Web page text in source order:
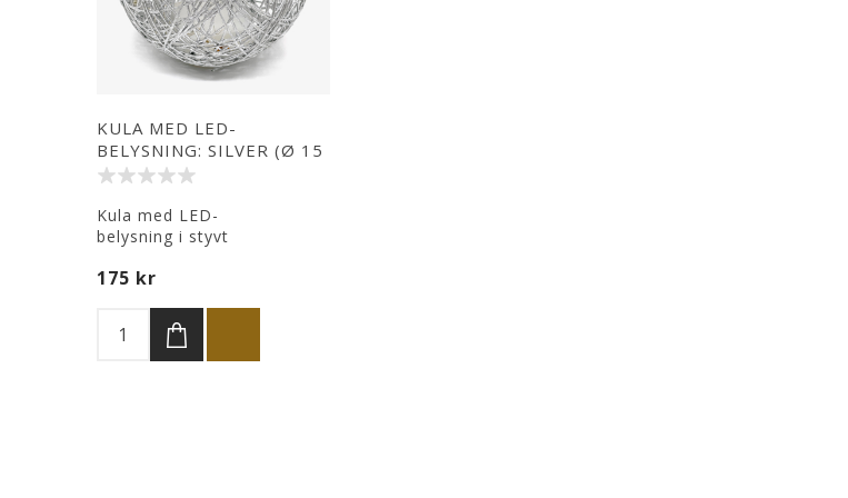
KULA MED LED-
BELYSNING: SILVER (Ø 15
CM)
Kula med LED-
belysning i styvt
Ger en varm och dämpad
Diameter: 15 cm.
2 styck AA-batterier behövs
(ingår ej).
175 kr